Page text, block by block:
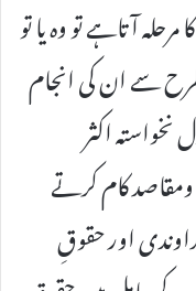
آتاہے تو وہ یا تو
طرح سے ان کی انجام
اکثر
کام کرتے
اور حقوقِ